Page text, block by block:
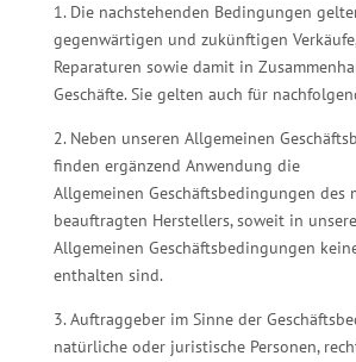
1. Die nachstehenden Bedingungen
gegenwärtigen und zukünftigen
Reparaturen sowie damit in
Geschäfte. Sie gelten auch für
2. Neben unseren Allgemeinen
finden ergänzend Anwendung die
Allgemeinen Geschäftsbedingungen des
beauftragten Herstellers, soweit in
Allgemeinen Geschäftsbedingungen
enthalten sind.
3. Auftraggeber im Sinne der
natürliche oder juristische Personen,